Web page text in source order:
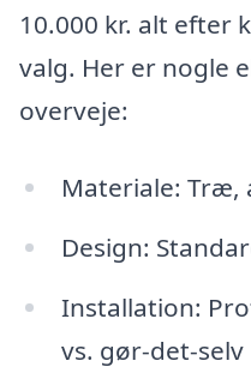
10.000 kr. alt efter
valg. Her er nogle
overveje:
Materiale: Træ,
Design:
Installation:
vs. gør-det-selv